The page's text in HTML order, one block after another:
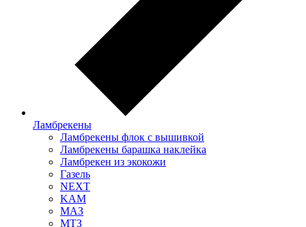
Ламбрекены
Ламбрекены флок с вышивкой
Ламбрекены барашка наклейка
Ламбрекен из экокожи
Газель
NEXT
KAM
МАЗ
МТЗ